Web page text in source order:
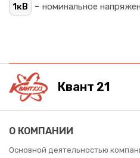
1кВ - номинальное
Квант 21
О КОМПАНИИ
Основной деятельностью